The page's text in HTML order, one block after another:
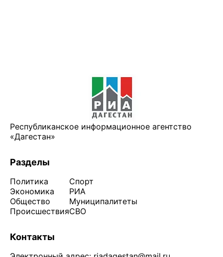
Республиканское информационное агентство
«Дагестан»
Разделы
Политика
Экономика
Общество
Происшествия
Спорт
РИА
Муниципалитеты
СВО
Контакты